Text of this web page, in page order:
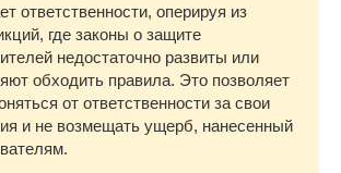
ответственности, оперируя из
где законы о защите
недостаточно развиты или
обходить правила. Это позволяет
от ответственности за свои
и не возмещать ущерб, нанесенный